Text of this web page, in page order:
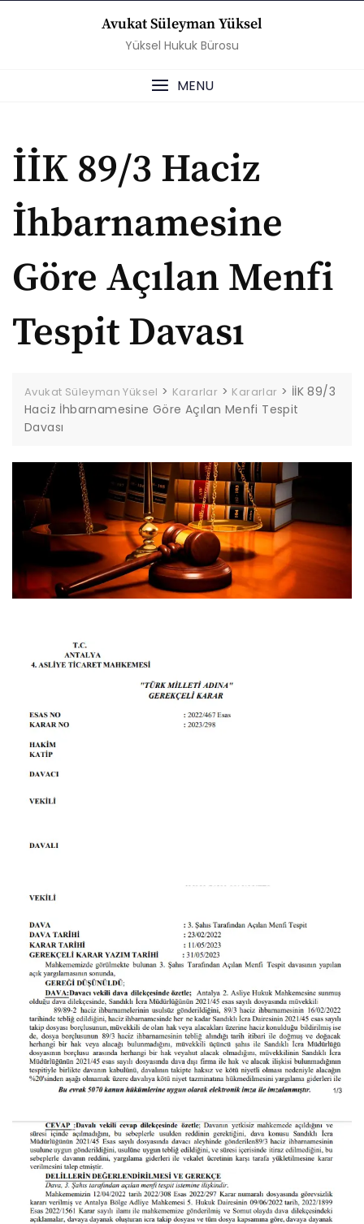
Avukat Süleyman Yüksel
Yüksel Hukuk Bürosu
MENU
İİK 89/3 Haciz
İhbarnamesine
Göre Açılan Menfi
Tespit Davası
Avukat Süleyman Yüksel > Kararlar > Kararlar > İİK 89/3
Haciz İhbarnamesine Göre Açılan Menfi Tespit
Davası